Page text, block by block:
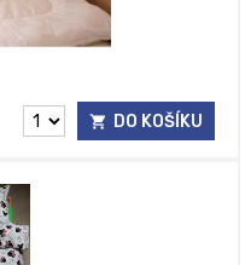
DO KOŠÍKU